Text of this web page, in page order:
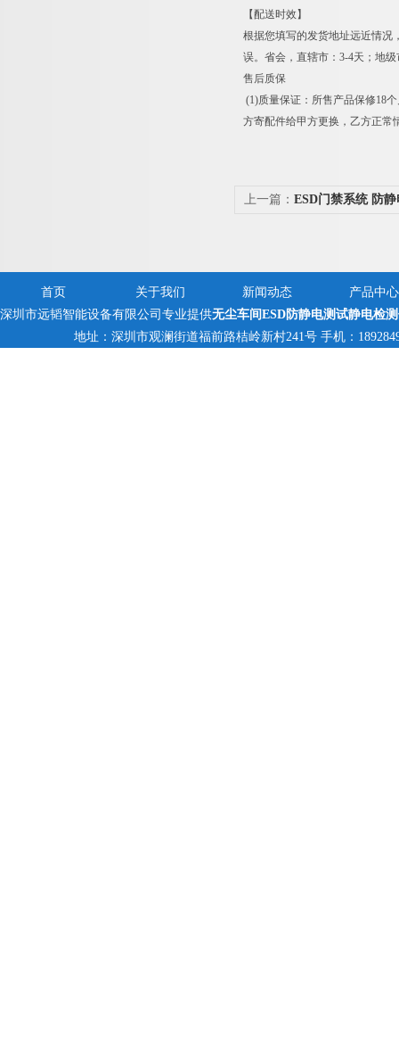
【配送时效】
根据您填写的发货地址远近情况
误。省会，直辖市：3-4天；地
售后质保
(1)质量保证：所售产品保修18
方寄配件给甲方更换，乙方正常
上一篇： ESD门禁系统 防
首页 关于我们 新闻动态
产品中心
深圳市远韬智能设备有限公司专业提供无尘车间ESD防静电测试静电检
地址：深圳市观澜街道福前路桔岭新村241号 手机：